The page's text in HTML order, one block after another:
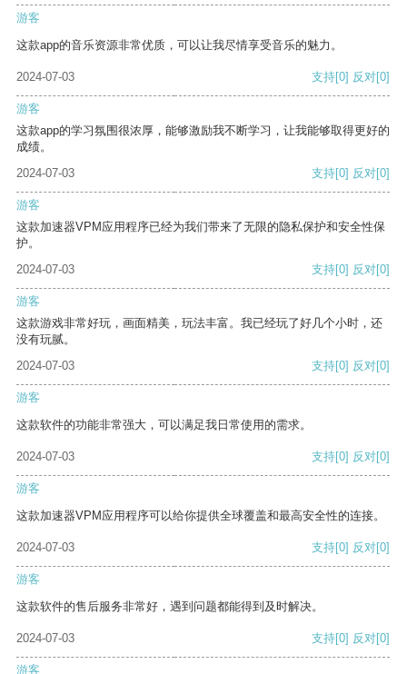
游客
这款app的音乐资源非常优质，可以让我尽情享受音乐的魅力。
2024-07-03 支持[0] 反对[0]
游客
这款app的学习氛围很浓厚，能够激励我不断学习，让我能够取得更好的
成绩。
2024-07-03
支持[0] 反对[0]
游客
这款加速器VPM应用程序已经为我们带来了无限的隐私保护和安全性保
护。
2024-07-03
支持[0] 反对[0]
游客
这款游戏非常好玩，画面精美，玩法丰富。我已经玩了好几个小时，还
没有玩腻。
2024-07-03
支持[0] 反对[0]
游客
这款软件的功能非常强大，可以满足我日常使用的需求。
2024-07-03 支持[0] 反对[0]
游客
这款加速器VPM应用程序可以给你提供全球覆盖和最高安全性的连接。
2024-07-03 支持[0] 反对[0]
游客
这款软件的售后服务非常好，遇到问题都能得到及时解决。
2024-07-03 支持[0] 反对[0]
游客